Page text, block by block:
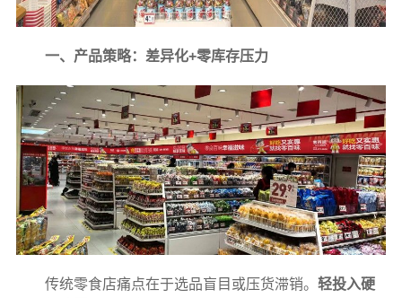
一、产品策略：差异化+零库存压力
传统零食店痛点在于选品盲目或压货滞销。 轻投入硬